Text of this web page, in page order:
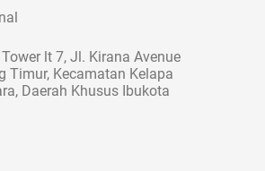
lt 7, Jl. Kirana Avenue
Timur, Kecamatan Kelapa
Daerah Khusus Ibukota